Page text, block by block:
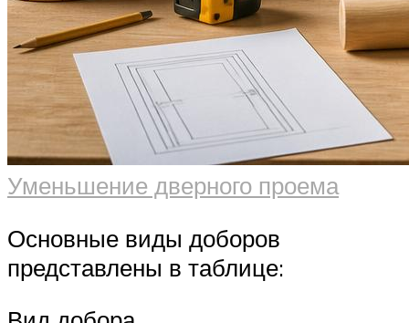
Уменьшение дверного проема
Основные виды доборов
представлены в таблице: